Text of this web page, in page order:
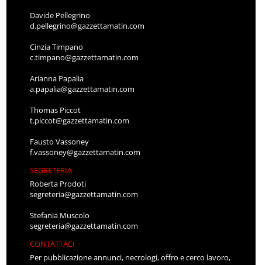
Davide Pellegrino
d.pellegrino@gazzettamatin.com
Cinzia Timpano
c.timpano@gazzettamatin.com
Arianna Papalia
a.papalia@gazzettamatin.com
Thomas Piccot
t.piccot@gazzettamatin.com
Fausto Vassoney
f.vassoney@gazzettamatin.com
SEGRETERIA
Roberta Prodoti
segreteria@gazzettamatin.com
Stefania Muscolo
segreteria@gazzettamatin.com
CONTATTACI
Per pubblicazione annunci, necrologi, offro e cerco lavoro,